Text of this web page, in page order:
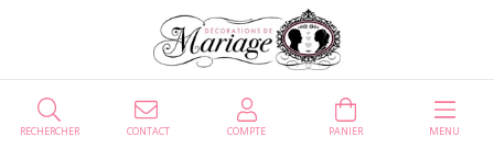
CONTACT
RECHERCHER COMPTE PANIER MENU